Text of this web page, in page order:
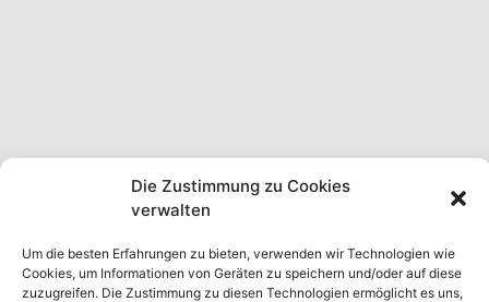
Die Zustimmung zu Cookies
verwalten
Um die besten Erfahrungen zu bieten, verwenden wir Technologien wie
Cookies, um Informationen von Geräten zu speichern und/oder auf diese
zuzugreifen. Die Zustimmung zu diesen Technologien ermöglicht es uns,